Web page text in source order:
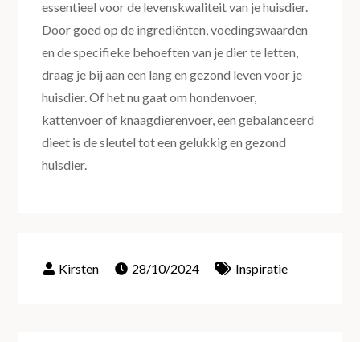
essentieel voor de levenskwaliteit van je huisdier.
Door goed op de ingrediënten, voedingswaarden
en de specifieke behoeften van je dier te letten,
draag je bij aan een lang en gezond leven voor je
huisdier. Of het nu gaat om hondenvoer,
kattenvoer of knaagdierenvoer, een gebalanceerd
dieet is de sleutel tot een gelukkig en gezond
huisdier.
28/10/2024 Inspiratie